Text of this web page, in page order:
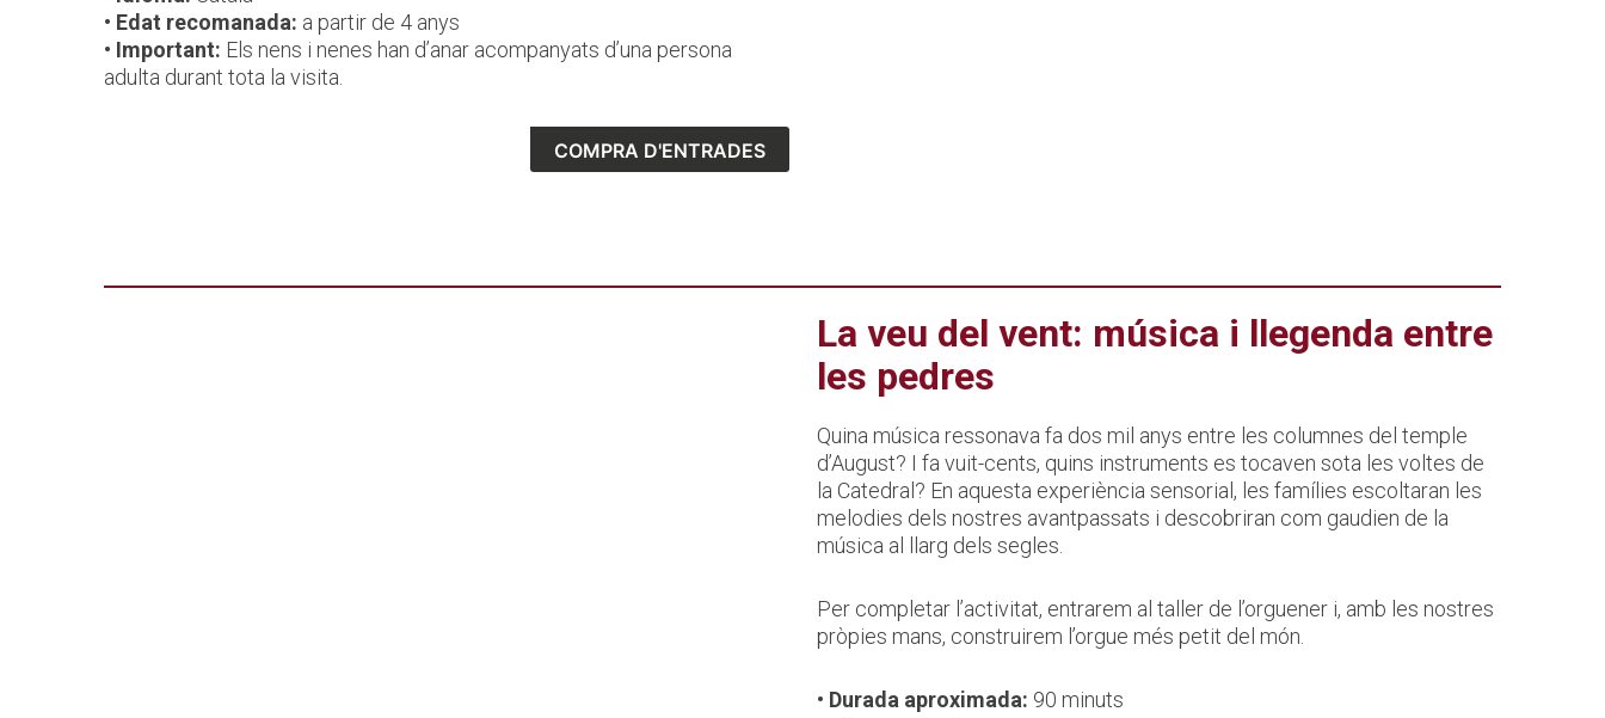
• Edat recomanada: a partir de 4 anys
• Important: Els nens i nenes han d’anar acompanyats d’una persona
adulta durant tota la visita.
COMPRA D'ENTRADES
La veu del vent: música i llegenda entre
les pedres
Quina música ressonava fa dos mil anys entre les columnes del temple
d’August? I fa vuit-cents, quins instruments es tocaven sota les voltes de
la Catedral? En aquesta experiència sensorial, les famílies escoltaran les
melodies dels nostres avantpassats i descobriran com gaudien de la
música al llarg dels segles.
Per completar l’activitat, entrarem al taller de l’orguener i, amb les nostres
pròpies mans, construirem l’orgue més petit del món.
• Durada aproximada: 90 minuts